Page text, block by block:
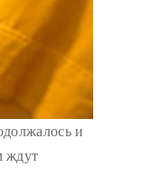
и
ждут